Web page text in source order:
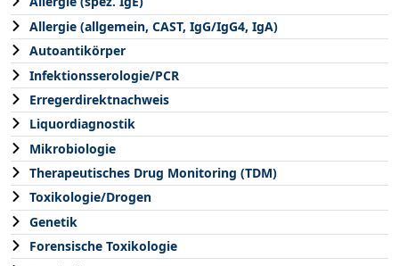
Allergie (allgemein, CAST, IgG/IgG4, IgA)
Autoantikörper
Infektionsserologie/PCR
Erregerdirektnachweis
Liquordiagnostik
Mikrobiologie
Therapeutisches Drug Monitoring (TDM)
Toxikologie/Drogen
Genetik
Forensische Toxikologie